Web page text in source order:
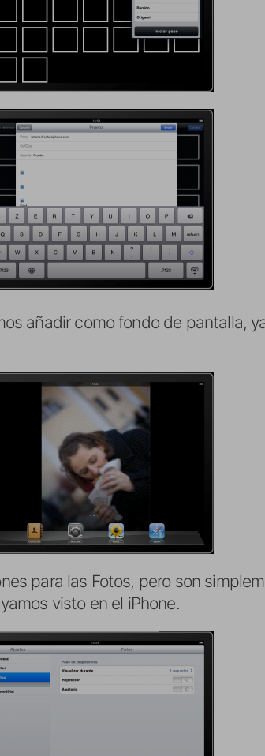
añadir como fondo de pantalla,
para las Fotos, pero son
visto en el iPhone.